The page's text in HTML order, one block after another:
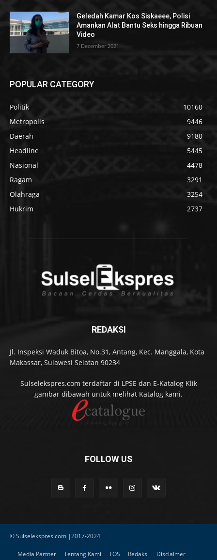
Geledah Kamar Kos Siskaeee, Polisi
Amankan Alat Bantu Seks hingga Ribuan
Video
7 December 2021
POPULAR CATEGORY
Politik
10160
Metropolis
9446
Daerah
9180
Headline
5445
Nasional
4478
Ragam
3291
Olahraga
3254
Hukrim
2737
REDAKSI
Jl. Inspeksi Waduk Bitoa, No.31, Antang, Kec. Manggala, Kota
Makassar, Sulawesi Selatan 90234
Sulselekspres.com terdaftar di LPSE dan E-Katalog Klik
gambar dibawah untuk melihat Katalog kami.
FOLLOW US
© Sulselekspres.com |2017-2024
Media Partner Tentang Kami TOS Redaksi Disclaimer